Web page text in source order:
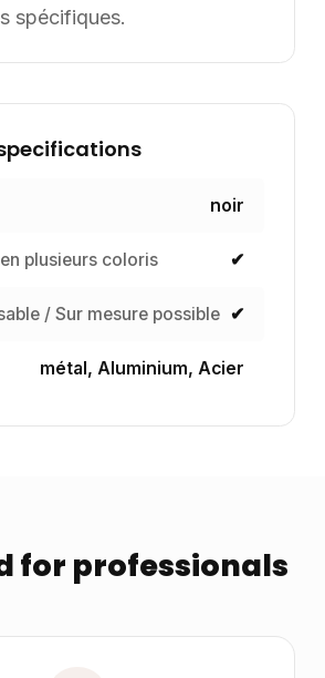
spécifiques.
noir
plusieurs coloris ✔
/ Sur mesure possible ✔
métal, Aluminium, Acier
for professionals